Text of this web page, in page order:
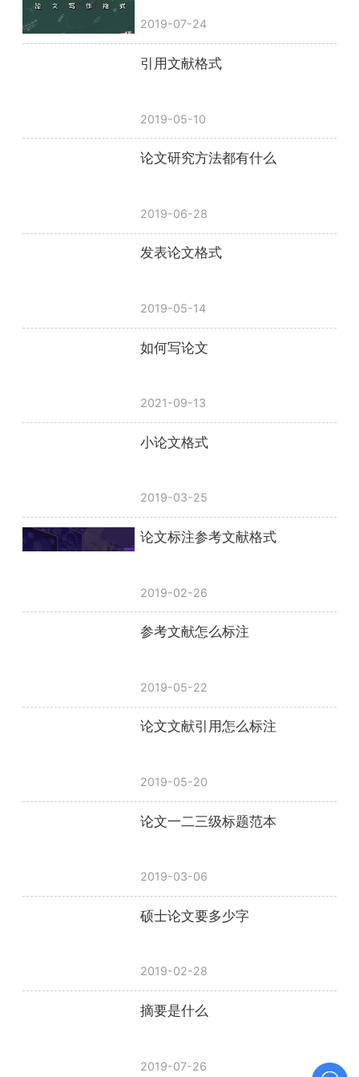
2019-07-24
引用文献格式
2019-05-10
论文研究方法都有什么
2019-06-28
发表论文格式
2019-05-14
如何写论文
2021-09-13
小论文格式
2019-03-25
论文标注参考文献格式
2019-02-26
参考文献怎么标注
2019-05-22
论文文献引用怎么标注
2019-05-20
论文一二三级标题范本
2019-03-06
硕士论文要多少字
2019-02-28
摘要是什么
2019-07-26